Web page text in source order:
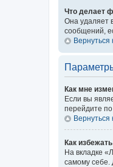
Что делает
Она удаляет
сообщений,
Вернуться
Как мне
Если вы
перейдите
Вернуться
Как
На вкладке
самому себе.